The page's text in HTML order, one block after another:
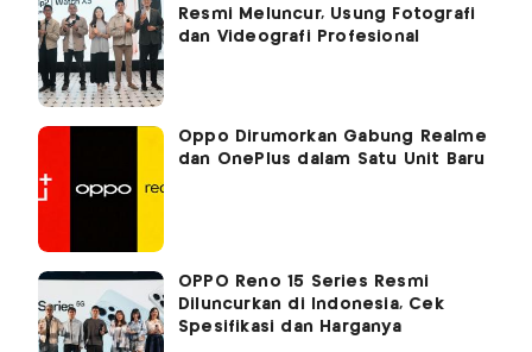
Resmi Meluncur, Usung Fotografi
dan Videografi Profesional
Oppo Dirumorkan Gabung Realme
dan OnePlus dalam Satu Unit Baru
OPPO Reno 15 Series Resmi
Diluncurkan di Indonesia, Cek
Spesifikasi dan Harganya